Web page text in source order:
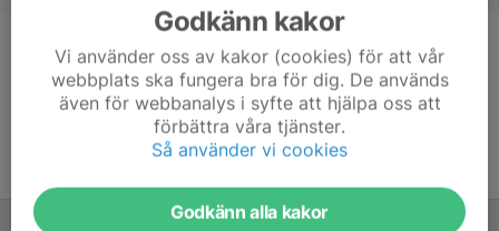
Position
-
Ålder
15 år
Godkänn kakor
Vi använder oss av kakor (cookies) för att vår
webbplats ska fungera bra för dig. De används
även för webbanalys i syfte att hjälpa oss att
förbättra våra tjänster.
Så använder vi cookies
Godkänn alla kakor